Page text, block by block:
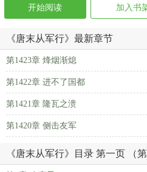
开始阅读 加入书
《唐末从军行》最新章节
第1423章 烽烟渐熄
第1422章 进不了国都
第1421章 隆瓦之溃
第1420章 侧击友军
《唐末从军行》目录 第一页 （第